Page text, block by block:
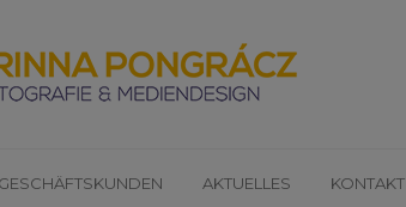
GESCHÄFTSKUNDEN AKTUELLES KONTAKT